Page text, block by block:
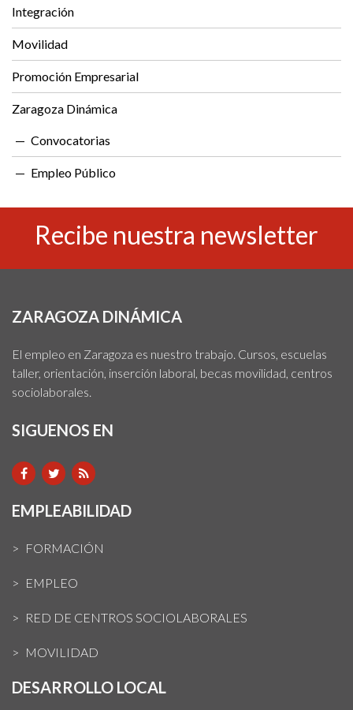
Integración
Movilidad
Promoción Empresarial
Zaragoza Dinámica
Convocatorias
Empleo Público
Recibe nuestra newsletter
ZARAGOZA DINÁMICA
El empleo en Zaragoza es nuestro trabajo. Cursos, escuelas
taller, orientación, inserción laboral, becas movilidad, centros
sociolaborales.
SIGUENOS EN
EMPLEABILIDAD
FORMACIÓN
EMPLEO
RED DE CENTROS SOCIOLABORALES
MOVILIDAD
DESARROLLO LOCAL